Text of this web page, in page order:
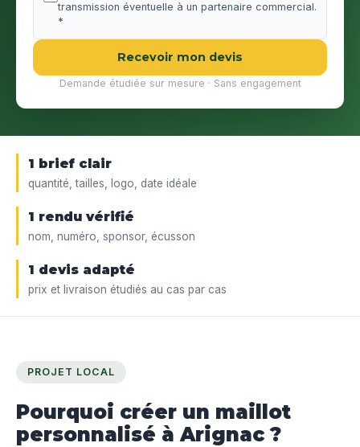
transmission éventuelle à un partenaire commercial.
*
Recevoir mon devis
Demande étudiée sur mesure · Sans engagement
1 brief clair
quantité, tailles, logo, date idéale
1 rendu vérifié
nom, numéro, sponsor, écusson
1 devis adapté
prix et livraison étudiés au cas par cas
PROJET LOCAL
Pourquoi créer un maillot
personnalisé à Arignac ?